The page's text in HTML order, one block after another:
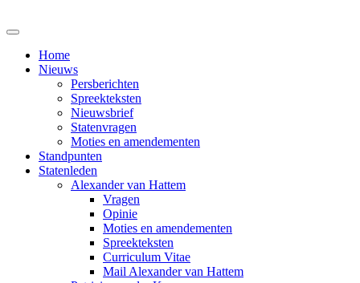
Home
Nieuws
Persberichten
Spreekteksten
Nieuwsbrief
Statenvragen
Moties en amendementen
Standpunten
Statenleden
Alexander van Hattem
Vragen
Opinie
Moties en amendementen
Spreekteksten
Curriculum Vitae
Mail Alexander van Hattem